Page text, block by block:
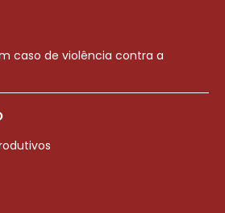
caso de violência contra a